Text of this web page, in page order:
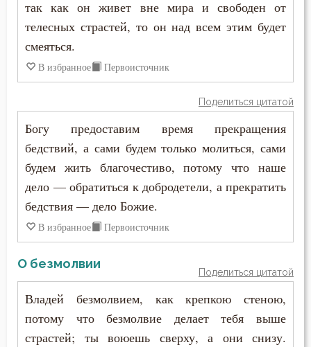
так как он живет вне мира и свободен от
телесных страстей, то он над всем этим будет
смеяться.
В избранное Первоисточник
Поделиться цитатой
Богу предоставим время прекращения
бедствий, а сами будем только молиться, сами
будем жить благочестиво, потому что наше
дело — обратиться к добродетели, а прекратить
бедствия — дело Божие.
В избранное Первоисточник
О безмолвии
Поделиться цитатой
Владей безмолвием, как крепкою стеною,
потому что безмолвие делает тебя выше
страстей; ты воюешь сверху, а они снизу.